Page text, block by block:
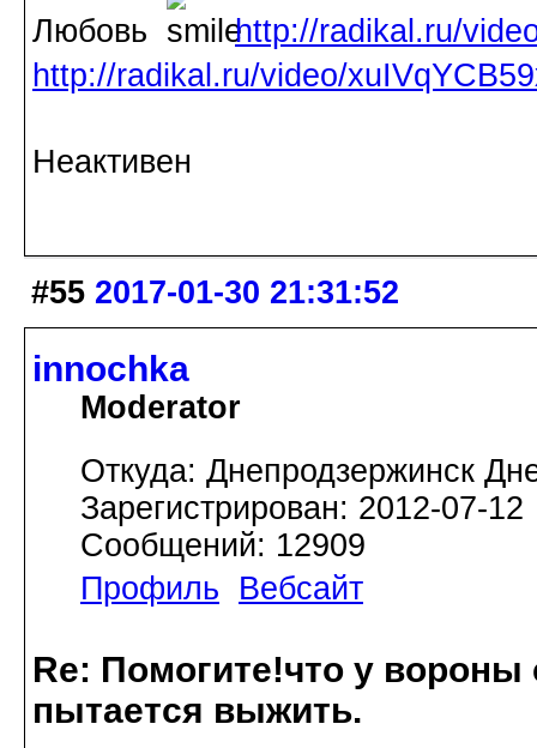
Любовь
http://radikal.ru/
http://radikal.ru/video/
Неактивен
#55 2017-01-30 21:31:52
innochka
Moderator
Откуда: Днепродзержинск
Зарегистрирован: 2012-07-12
Сообщений: 12909
Профиль
Вебсайт
Re: Помогите!что у
пытается выжить.